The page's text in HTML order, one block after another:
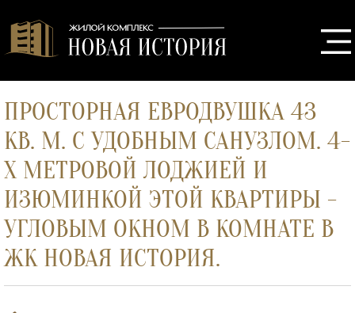
ПРОСТОРНАЯ ЕВРОДВУШКА 43
КВ. М. С УДОБНЫМ САНУЗЛОМ. 4-
Х МЕТРОВОЙ ЛОДЖИЕЙ И
ИЗЮМИНКОЙ ЭТОЙ КВАРТИРЫ -
УГЛОВЫМ ОКНОМ В КОМНАТЕ В
ЖК НОВАЯ ИСТОРИЯ.